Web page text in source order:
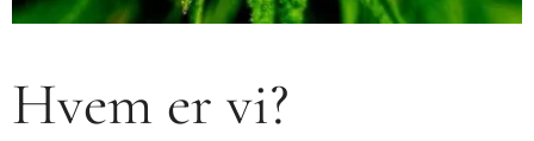
Hvem er vi?